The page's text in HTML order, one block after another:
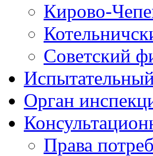
Кирово-
Советский
Орган
Права